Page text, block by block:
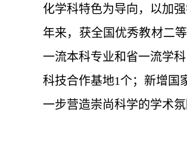
化学科特色为导向，以加
年来，获全国优秀教材二
一流本科专业和省一流学
科技合作基地1个；新增国
一步营造崇尚科学的学术氛